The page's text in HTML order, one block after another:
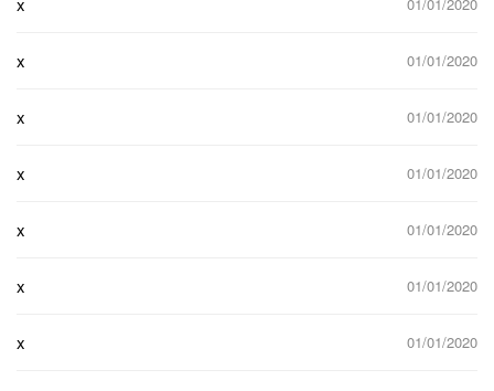
x 01/01/2020
x 01/01/2020
x 01/01/2020
x 01/01/2020
x 01/01/2020
x 01/01/2020